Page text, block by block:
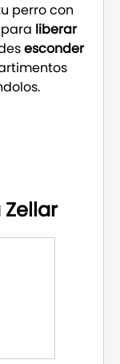
perro con
liberar
esconder